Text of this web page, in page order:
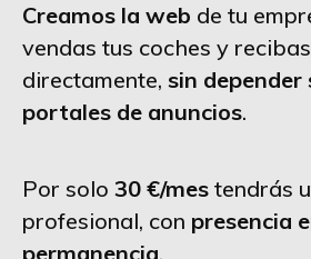
Creamos la web de tu
vendas tus coches y
directamente, sin depender
portales de anuncios.
Por solo 30 €/mes tendrás
profesional, con presencia
permanencia.